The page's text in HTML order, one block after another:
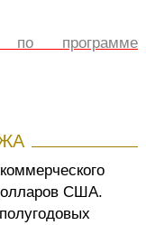
по программе
США.